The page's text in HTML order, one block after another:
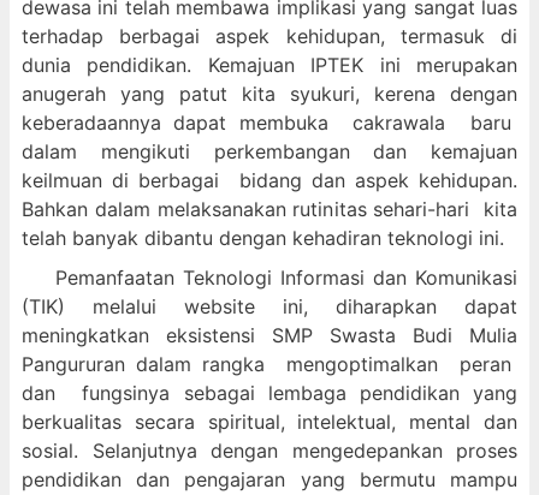
dewasa ini telah membawa implikasi yang sangat luas
terhadap berbagai aspek kehidupan, termasuk di
dunia pendidikan. Kemajuan IPTEK ini merupakan
anugerah yang patut kita syukuri, kerena dengan
keberadaannya dapat membuka cakrawala baru
dalam mengikuti perkembangan dan kemajuan
keilmuan di berbagai bidang dan aspek kehidupan.
Bahkan dalam melaksanakan rutinitas sehari-hari kita
telah banyak dibantu dengan kehadiran teknologi ini.
Pemanfaatan Teknologi Informasi dan Komunikasi
(TIK) melalui website ini, diharapkan dapat
meningkatkan eksistensi SMP Swasta Budi Mulia
Pangururan dalam rangka mengoptimalkan peran
dan fungsinya sebagai lembaga pendidikan yang
berkualitas secara spiritual, intelektual, mental dan
sosial. Selanjutnya dengan mengedepankan proses
pendidikan dan pengajaran yang bermutu mampu